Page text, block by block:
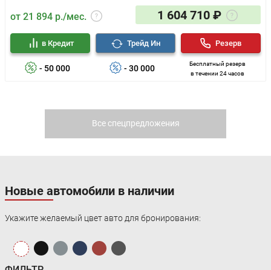
от 21 894 р./мес. 1 604 710 ₽
- 50 000
в Кредит
- 30 000
Трейд Ин
Бесплатный резерв
в течении 24 часов
Резерв
Все спецпредложения
Новые автомобили в наличии
Укажите желаемый цвет авто для бронирования: